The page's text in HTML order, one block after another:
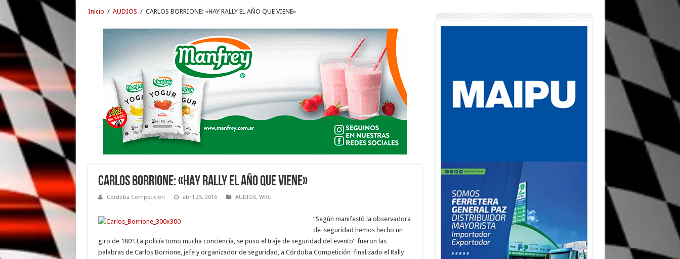
Inicio / AUDIOS / CARLOS BORRIONE: «HAY RALLY EL AÑO QUE VIENE»
CARLOS BORRIONE: «HAY RALLY EL AÑO QUE VIENE»
Córdoba Competición abril 25, 2016 AUDIOS, WRC
“Según manifestó la observadora
de seguridad hemos hecho un
giro de 180º. La policía tomo mucha conciencia, se puso el traje de seguridad del evento” fueron las
palabras de Carlos Borrione, jefe y organizador de seguridad, a Córdoba Competición finalizado el Rally